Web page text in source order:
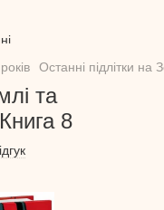
Останні підлітки
та
8